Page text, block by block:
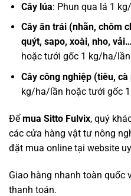
Cây lúa: Phun qua lá 1
Cây ăn trái (nhãn, chôm
quýt, sapo, xoài, nho,
hoặc tưới gốc 1 kg/ha/
Cây công nghiệp (tiêu, cà
kg/ha/lần hoặc tưới gốc
Đểmua Sitto Fulvix, quý
các cửa hàng vật tư nông
đặt mua online tại website
Giao hàng nhanh toàn quốc
thanh toán.